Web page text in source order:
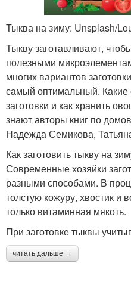
Тыква на зиму: Unsplash/
Тыкву заготавливают,
полезными
многих вариантов
самый оптимальный. Какие
заготовки и как хранить
знают авторы книг по
Надежда Семикова,
Как заготовить тыкву на
Современные хозяйки
разными способами. В
толстую кожуру, хвостик и
только витаминная мякоть.
При заготовке тыквы
читать дальше →